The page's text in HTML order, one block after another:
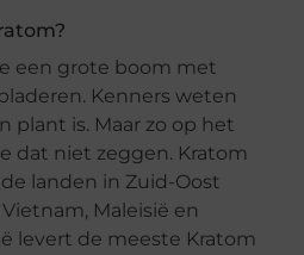
een grote boom met
Kenners weten
plant is. Maar zo op het
dat niet zeggen. Kratom
landen in Zuid-Oost
Maleisië en
levert de meeste Kratom